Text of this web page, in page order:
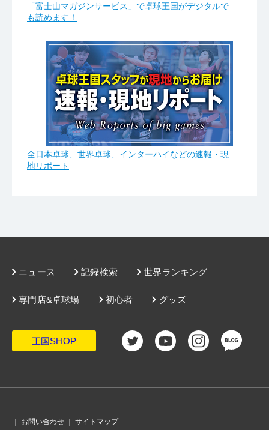
「富士山マガジンサービス」で卓球王国がデジタルで
も読めます！
全日本卓球、世界卓球、インターハイなどの速報・現
地リポート
ニュース 記録検索 世界ランキング
グッズ
専門店&卓球場 初心者
王国SHOP
｜ お問い合わせ ｜ サイトマップ